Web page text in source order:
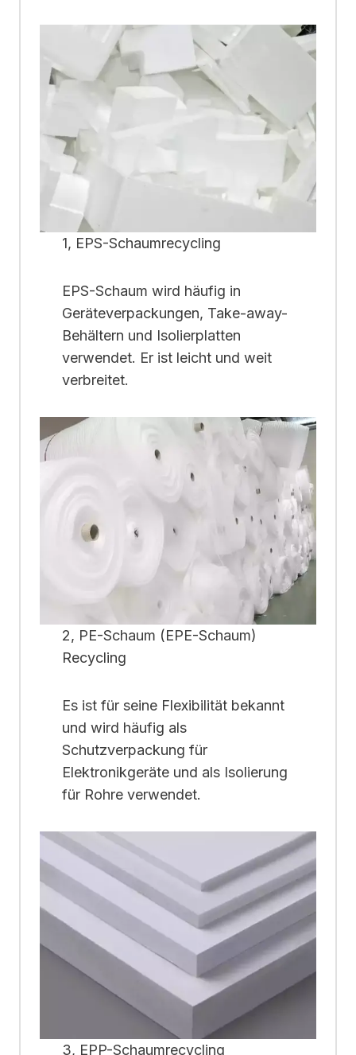
1, EPS-Schaumrecycling
EPS-Schaum wird häufig in
Geräteverpackungen, Take-away-
Behältern und Isolierplatten
verwendet. Er ist leicht und weit
verbreitet.
2, PE-Schaum (EPE-Schaum)
Recycling
Es ist für seine Flexibilität bekannt
und wird häufig als
Schutzverpackung für
Elektronikgeräte und als Isolierung
für Rohre verwendet.
3, EPP-Schaumrecycling